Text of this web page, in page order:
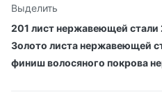
Выделить
201 лист нержавеющей стали
Золото листа нержавеющей
финиш волосяного покрова